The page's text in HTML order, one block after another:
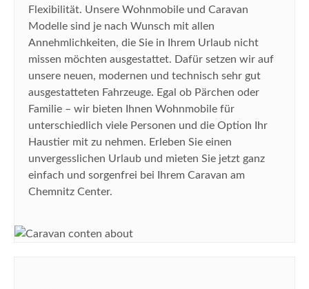
Flexibilität. Unsere Wohnmobile und Caravan
Modelle sind je nach Wunsch mit allen
Annehmlichkeiten, die Sie in Ihrem Urlaub nicht
missen möchten ausgestattet. Dafür setzen wir auf
unsere neuen, modernen und technisch sehr gut
ausgestatteten Fahrzeuge. Egal ob Pärchen oder
Familie – wir bieten Ihnen Wohnmobile für
unterschiedlich viele Personen und die Option Ihr
Haustier mit zu nehmen. Erleben Sie einen
unvergesslichen Urlaub und mieten Sie jetzt ganz
einfach und sorgenfrei bei Ihrem Caravan am
Chemnitz Center.